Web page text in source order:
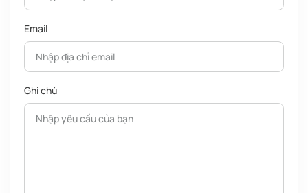
Email
Ghi chú